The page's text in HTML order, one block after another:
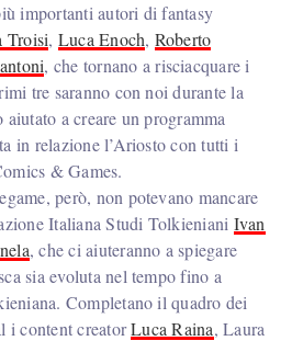
importanti autori di fantasy
Troisi, Luca Enoch, Roberto
, che tornano a risciacquare i
tre saranno con noi durante la
a creare un programma
in relazione l’Ariosto con tutti i
& Games.
però, non potevano mancare
Italiana Studi Tolkieniani Ivan
, che ci aiuteranno a spiegare
sia evoluta nel tempo fino a
Completano il quadro dei
i content creatorLuca Raina, Laura